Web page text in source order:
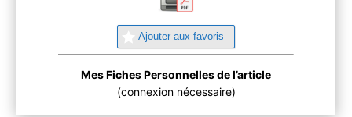
Ajouter aux favoris
Mes Fiches Personnelles de l’article
(connexion nécessaire)